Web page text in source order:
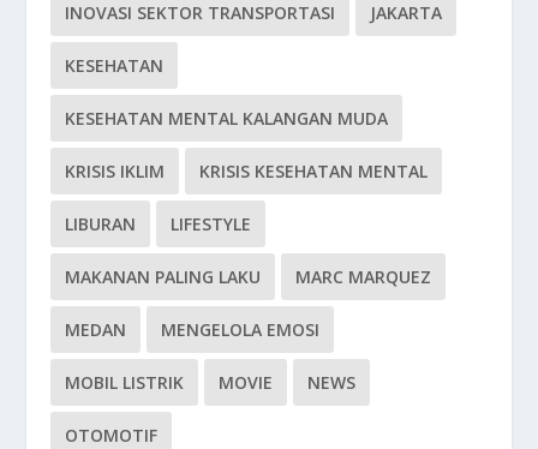
INOVASI SEKTOR TRANSPORTASI JAKARTA
KESEHATAN
KESEHATAN MENTAL KALANGAN MUDA
KRISIS IKLIM KRISIS KESEHATAN MENTAL
LIBURAN LIFESTYLE
MAKANAN PALING LAKU MARC MARQUEZ
MEDAN MENGELOLA EMOSI
MOBIL LISTRIK MOVIE NEWS
OTOMOTIF